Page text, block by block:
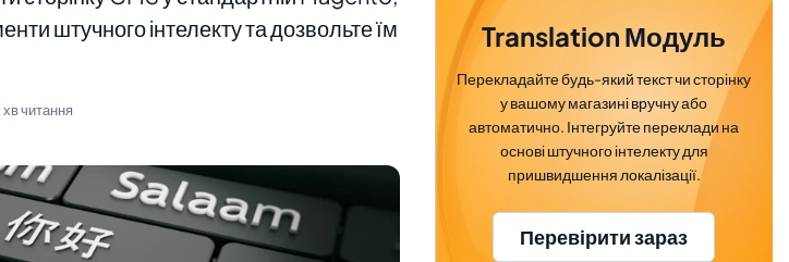
штучного інтелекту та дозвольте їм
хв читання
Translation Модуль
Перекладайте будь-який текст чи сторінку
у вашому магазині вручну або
автоматично. Інтегруйте переклади на
основі штучного інтелекту для
пришвидшення локалізації.
Перевірити зараз